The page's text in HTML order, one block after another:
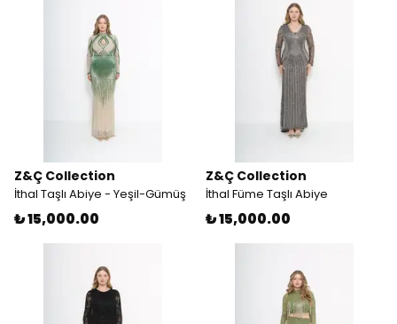
Z&Ç Collection
İthal Taşlı Abiye - Yeşil-Gümüş
₺ 15,000.00
Z&Ç Collection
İthal Füme Taşlı Abiye
₺ 15,000.00